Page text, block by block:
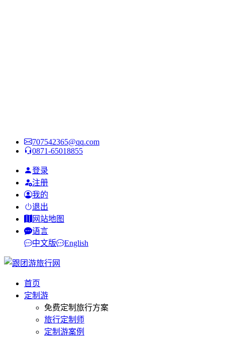
707542365@qq.com
0871-65018855
登录
注册
我的
退出
网站地图
语言
中文版
English
首页
定制游
免费定制旅行方案
旅行定制师
定制游案例